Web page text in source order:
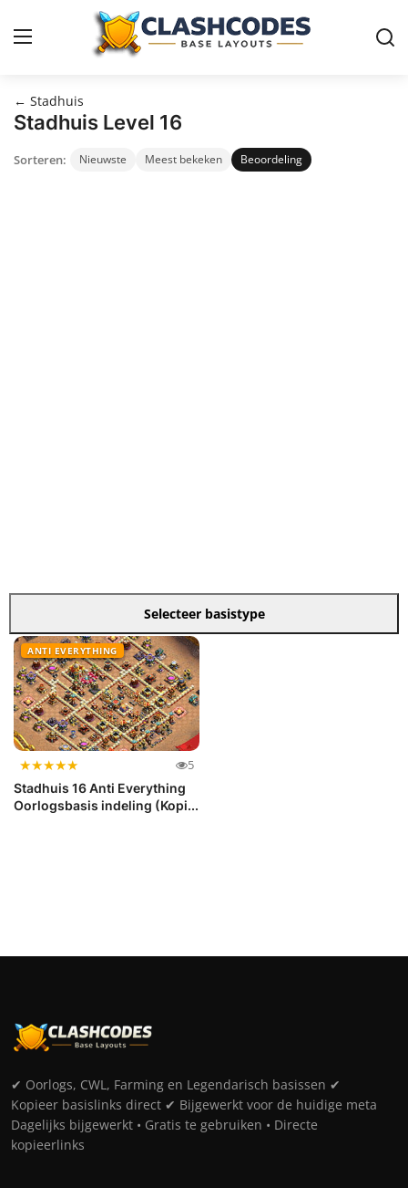
Basislayouts
Nederlands
← Stadhuis
Stadhuis Level 16
Sorteren: Nieuwste Meest bekeken Beoordeling
Selecteer basistype
ANTI EVERYTHING
★★★★★ 5
Stadhuis 16 Anti Everything
Oorlogsbasis indeling (Kopi...
✔ Oorlogs, CWL, Farming en Legendarisch basissen ✔
Kopieer basislinks direct ✔ Bijgewerkt voor de huidige meta
Dagelijks bijgewerkt • Gratis te gebruiken • Directe
kopieerlinks